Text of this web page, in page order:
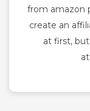
from amazon
create an
at first,